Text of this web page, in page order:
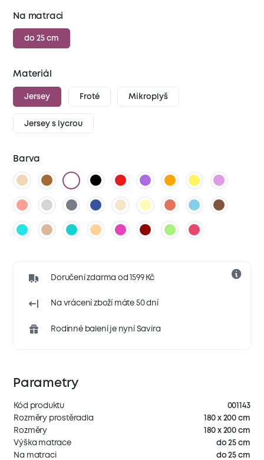
Na matraci
do 25 cm
Materiál
Jersey Froté Mikroplyš
Jersey s lycrou
Barva
Doručení zdarma od 1599 Kč
Na vrácení zboží máte 50 dní
Rodinné balení je nyní Savira
Parametry
Kód produktu
001143
Rozměry prostěradla
180 x 200 cm
Rozměry
180 x 200 cm
Výška matrace
do 25 cm
Na matraci
do 25 cm